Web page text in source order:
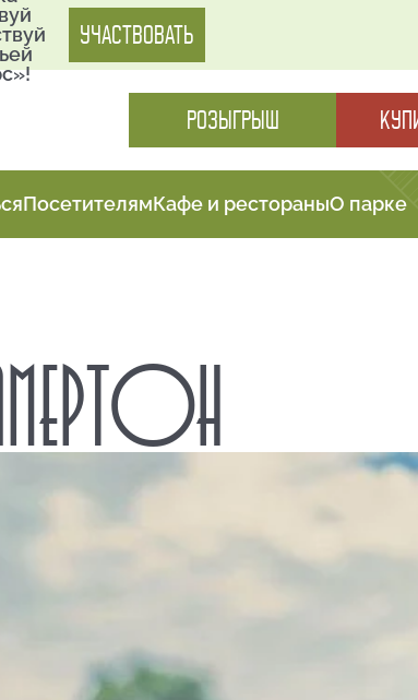
УЧАСТВОВАТЬ
РОЗЫГРЫШ
ПосетителямКафе и рестораныО парке